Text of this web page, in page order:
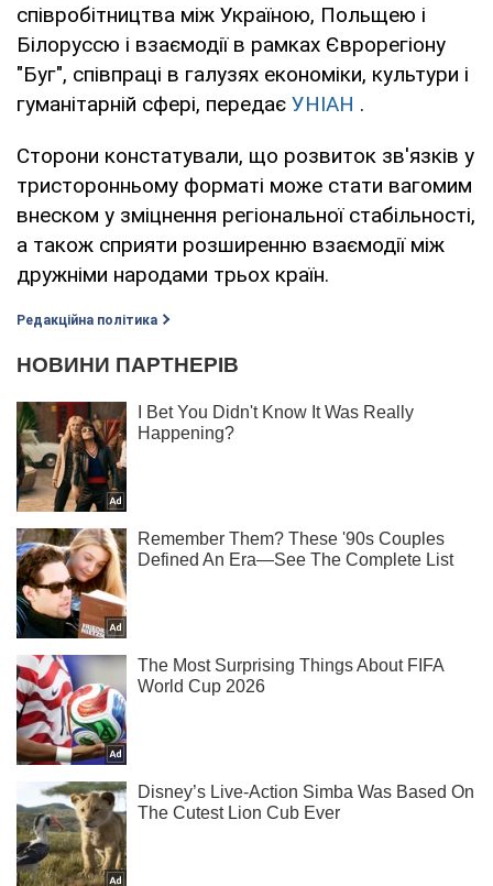
співробітництва між Україною, Польщею і
Білоруссю і взаємодії в рамках Єврорегіону
"Буг", співпраці в галузях економіки, культури і
гуманітарній сфері, передає УНІАН .
Сторони констатували, що розвиток зв'язків у
тристоронньому форматі може стати вагомим
внеском у зміцнення регіональної стабільності,
а також сприяти розширенню взаємодії між
дружніми народами трьох країн.
Редакційна політика